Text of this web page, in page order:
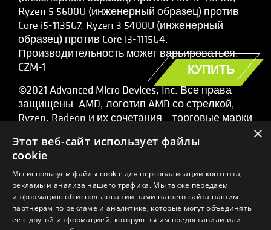
КУПИТЬ
Ryzen 5 5600U (инженерный образец) против
Core i5-1135G7, Ryzen 3 5400U (инженерный
образец) против Core i3-1115G4.
Производительность может варьироваться.
CZM-1
©2021 Advanced Micro Devices, Inc. Все права
защищены. AMD, логотип AMD со стрелкой,
Ryzen, Radeon и их сочетания – торговые марки
остальные названия продуктов применяются
только с целью идентификации и могут
являться торговыми марками
соответствующих компаний.
×
Этот веб-сайт использует файлы
cookie
Мы используем файлы cookie для персонализации контента,
рекламы и анализа нашего трафика. Мы также передаем
информацию об использовании вами нашего сайта нашим
партнерам по рекламе и аналитике, которые могут объединять
ее с другой информацией, которую вы им предоставили или